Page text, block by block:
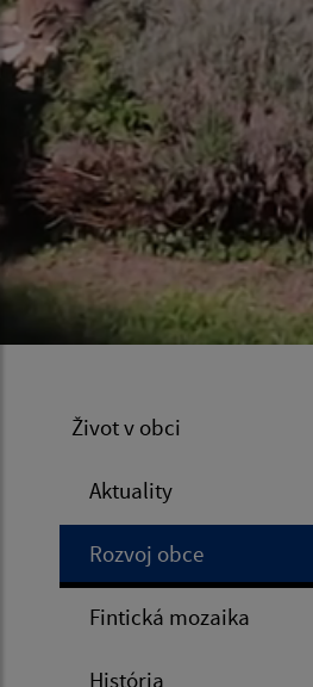
Život v obci
Aktuality
Rozvoj obce
Fintická mozaika
História